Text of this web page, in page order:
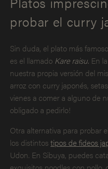
probar el curry
Sin duda, el plato más
es el llamado Kare raisu. En la
nuestra propia versión del
arroz con curry japonés,
vienes a comer a alguno de
obligado a pedirlo!
Otra alternativa para probar
los distintos tipos de fideos
Udon. En Sibuya, puedes